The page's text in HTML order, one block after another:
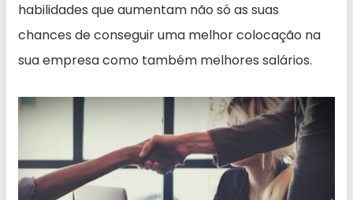
habilidades que aumentam não só as suas
chances de conseguir uma melhor colocação na
sua empresa como também melhores salários.